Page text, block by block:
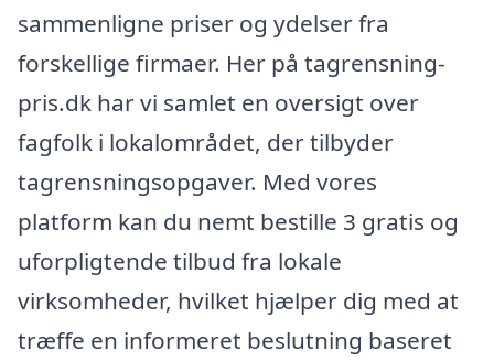
sammenligne priser og ydelser fra
forskellige firmaer. Her på tagrensning-
pris.dk har vi samlet en oversigt over
fagfolk i lokalområdet, der tilbyder
tagrensningsopgaver. Med vores
platform kan du nemt bestille 3 gratis og
uforpligtende tilbud fra lokale
virksomheder, hvilket hjælper dig med at
træffe en informeret beslutning baseret